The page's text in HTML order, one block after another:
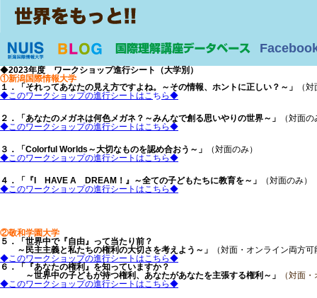
◆2023年度 ワークショップ進行シート（大学別）
①新潟国際情報大学
１．「それってあなたの見え方ですよね。～その情報、ホントに正しい？～」
（
◆このワークショップの進行シートはこ ち ら◆
２．「あなたのメガネは何色メガネ？～みんなで創る思いやりの世界～」
（対面
◆このワークショップの進行シートはこちら◆
３．「Colorful Worlds～大切なものを認め合おう～」
（対面のみ）
◆このワークショップの進行シートはこちら◆
４．「『I HAVE A DREAM！』～全ての子どもたちに教育を～」
（対面のみ）
◆このワークショップの進行シートはこちら◆
②敬和学園大学
５．「世界中で『自由』って当たり前？
～民主主義と私たちの権利の大切さを考えよう～」
（対面・オンライン両方可
◆このワークショップの進行シートはこちら◆
６．「『あなたの権利』を知っていますか？
～世界中の子どもが持つ権利、あなたがあなたを主張する権利～」
（対面
◆このワークショップの進行シートはこちら◆